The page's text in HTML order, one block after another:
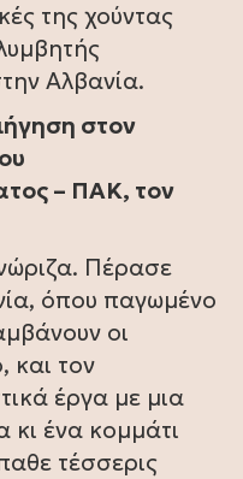
της χούντας
Αλβανία.
στον
– ΠΑΚ, τον
Πέρασε
όπου παγωμένο
οι
και τον
έργα με μια
κι ένα κομμάτι
τέσσερις